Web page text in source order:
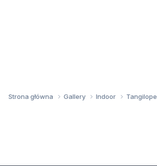
Strona główna Gallery Indoor Tangilope